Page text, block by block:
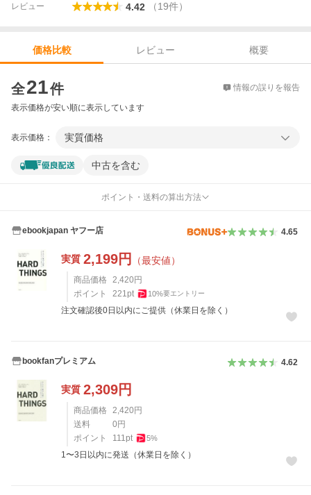
レビュー 4.42 （19件）
価格比較 レビュー
概要
全21件 情報の誤りを報告
表示価格が安い順に表示しています
表示価格： 実質価格
中古を含む
ポイント・送料の算出方法
ebookjapan ヤフー店 4.65
実質 2,199円 （最安値）
商品価格 2,420 円
ポイント
221pt 10%要エントリー
注文確認後0日以内にご提供（休業日を除く）
bookfanプレミアム 4.62
実質 2,309円
商品価格 2,420 円
送料
0 円
ポイント
111pt 5%
1〜3日以内に発送（休業日を除く）